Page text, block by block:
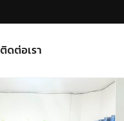
ติดต่อเรา